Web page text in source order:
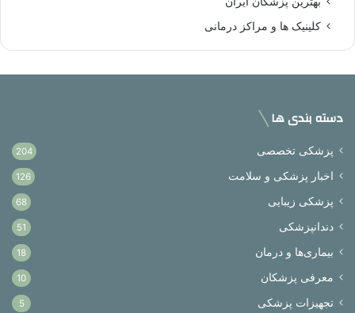
کلینیک ها و مراکز درمانی
دسته بندی ها
پزشکی تخصصی 204
اخبار پزشکی و سلامت 126
پزشکی زیبایی 68
دندانپزشکی 51
بیماری‌ها و درمان 18
معرفی پزشکان 10
تجهیزات پزشکی 5